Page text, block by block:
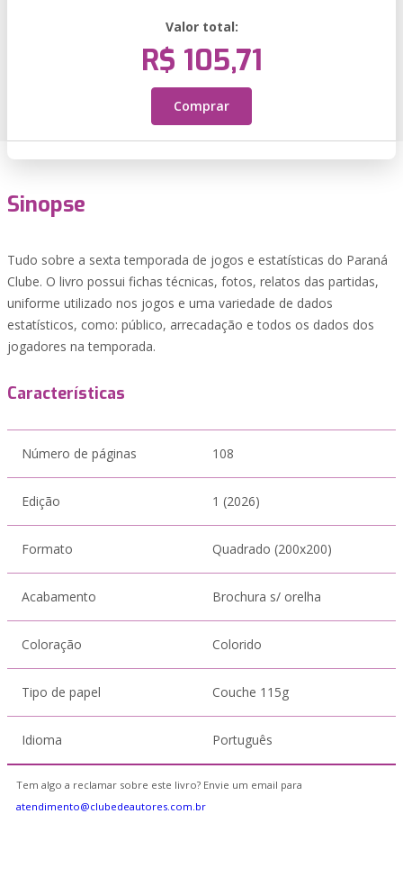
Valor total:
R$ 105,71
Comprar
Sinopse
Tudo sobre a sexta temporada de jogos e estatísticas do Paraná
Clube. O livro possui fichas técnicas, fotos, relatos das partidas,
uniforme utilizado nos jogos e uma variedade de dados
estatísticos, como: público, arrecadação e todos os dados dos
jogadores na temporada.
Características
Número de páginas 108
Edição 1 (2026)
Formato Quadrado (200x200)
Acabamento Brochura s/ orelha
Coloração Colorido
Tipo de papel Couche 115g
Idioma Português
Tem algo a reclamar sobre este livro? Envie um email para
atendimento@clubedeautores.com.br